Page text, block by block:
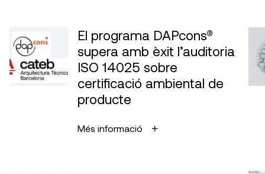
El programa DAPcons®
supera amb èxit l’auditoria
ISO 14025 sobre
certificació ambiental de
producte
Més informació